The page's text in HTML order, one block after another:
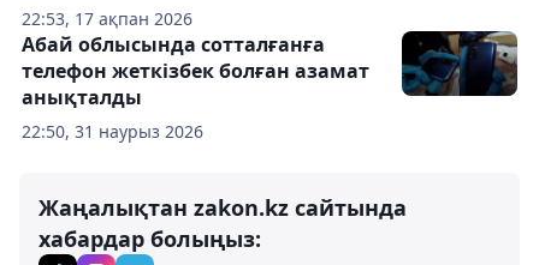
22:53, 17 ақпан 2026
22:50, 31 наурыз 2026
Абай облысында сотталғанға
телефон жеткізбек болған азамат
анықталды
Жаңалықтан zakon.kz сайтында
хабардар болыңыз: